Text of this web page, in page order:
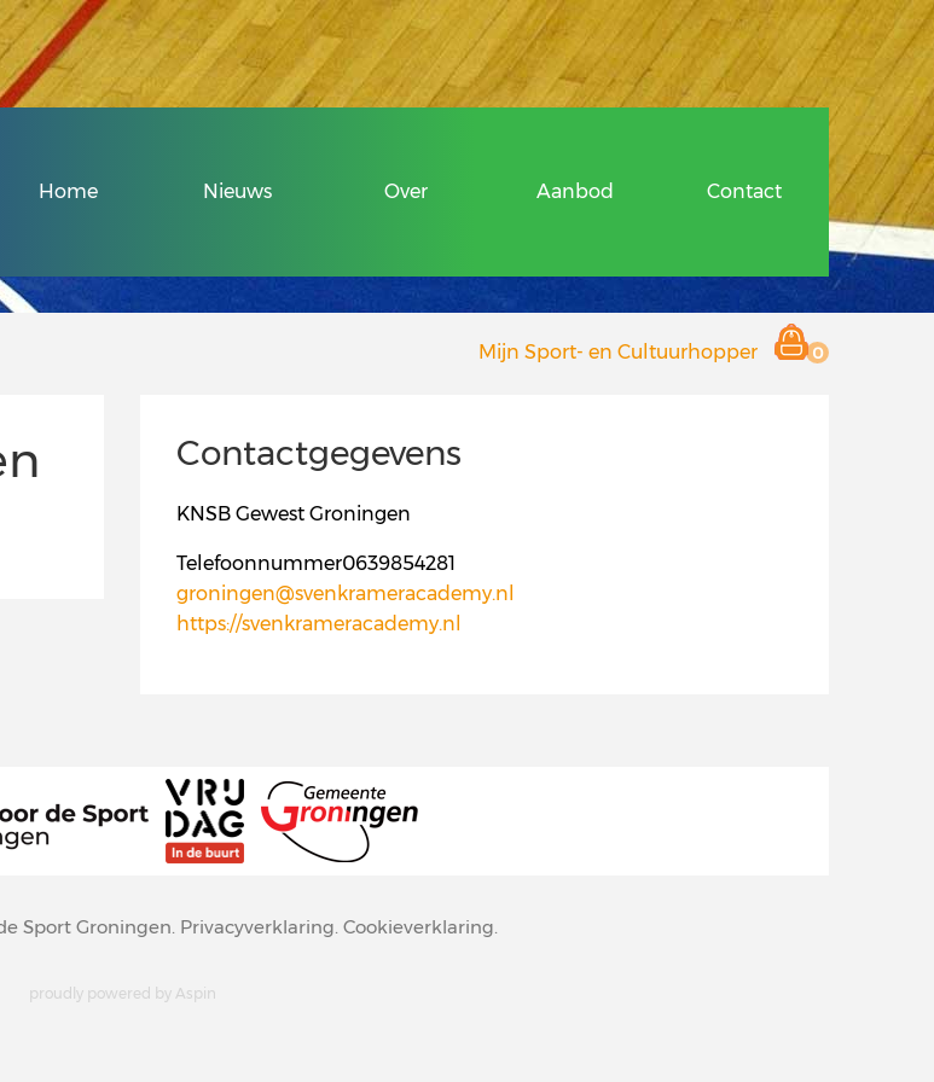
Veel gestelde vragen
Home Nieuws Over
Over de Sport- en Cultuurhopper
Uniek Sporten Hopper
Veel gestelde vragen
Aanbod Contact
Mijn Sport- en Cultuurhopper 0
Contactgegevens
KNSB Gewest Groningen
Telefoonnummer0639854281
groningen@svenkrameracademy.nl
https://svenkrameracademy.nl
Sport Groningen. Privacyverklaring. Cookieverklaring.
proudly powered by Aspin